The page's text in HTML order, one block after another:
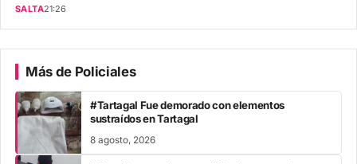
SALTA21:26
Más de Policiales
#Tartagal Fue demorado con elementos
sustraídos en Tartagal
8 agosto, 2026